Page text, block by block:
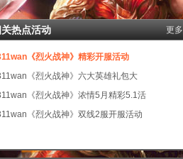
热点活动 更多
《烈火战神》精彩开服活动
《烈火战神》六大英雄礼包大
《烈火战神》浓情5月精彩5.1活
《烈火战神》双线2服开服活动